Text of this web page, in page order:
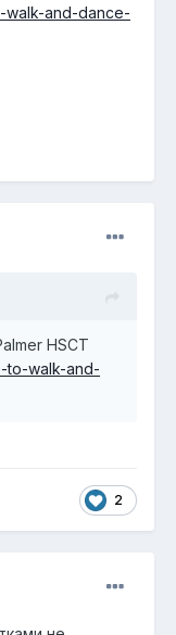
walk-and-dance-
HSCT
to-walk-and-
2